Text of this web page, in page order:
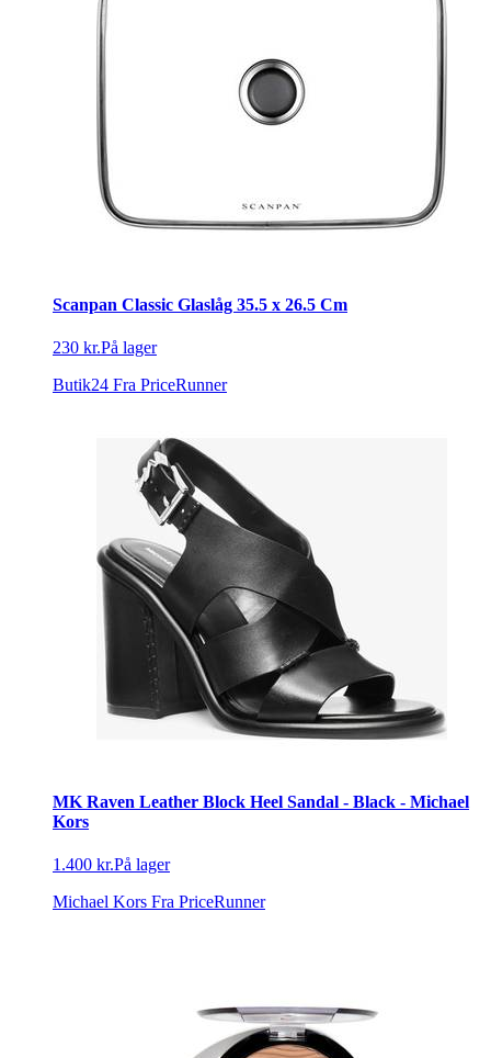
Scanpan Classic Glaslåg 35.5 x 26.5 Cm
230 kr.På lager
Butik24 Fra PriceRunner
MK Raven Leather Block Heel Sandal - Black - Michael
Kors
1.400 kr.På lager
Michael Kors Fra PriceRunner